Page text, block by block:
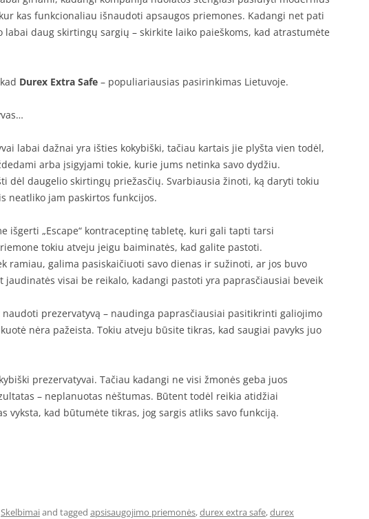
kas funkcionaliau išnaudoti apsaugos priemones. Kadangi net pati
labai daug skirtingų sargių – skirkite laiko paieškoms, kad atrastumėte
Durex Extra Safe – populiariausias pasirinkimas Lietuvoje.
labai dažnai yra išties kokybiški, tačiau kartais jie plyšta vien todėl,
arba įsigyjami tokie, kurie jums netinka savo dydžiu.
dėl daugelio skirtingų priežasčių. Svarbiausia žinoti, ką daryti tokiu
neatliko jam paskirtos funkcijos.
išgerti „Escape“ kontraceptinę tabletę, kuri gali tapti tarsi
tokiu atveju jeigu baiminatės, kad galite pastoti.
ramiau, galima pasiskaičiuoti savo dienas ir sužinoti, ar jos buvo
jaudinatės visai be reikalo, kadangi pastoti yra paprasčiausiai beveik
prezervatyvą – naudinga paprasčiausiai pasitikrinti galiojimo
nėra pažeista. Tokiu atveju būsite tikras, kad saugiai pavyks juo
prezervatyvai. Tačiau kadangi ne visi žmonės geba juos
– neplanuotas nėštumas. Būtent todėl reikia atidžiai
vyksta, kad būtumėte tikras, jog sargis atliks savo funkciją.
Skelbimaiand tagged apsisaugojimo priemonės,durex extra safe,durex